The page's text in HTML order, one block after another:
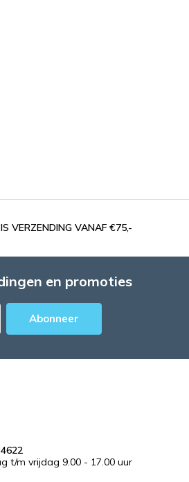
VERZENDING VANAF €75,-
en promoties
Abonneer
t/m vrijdag 9.00 - 17.00 uur